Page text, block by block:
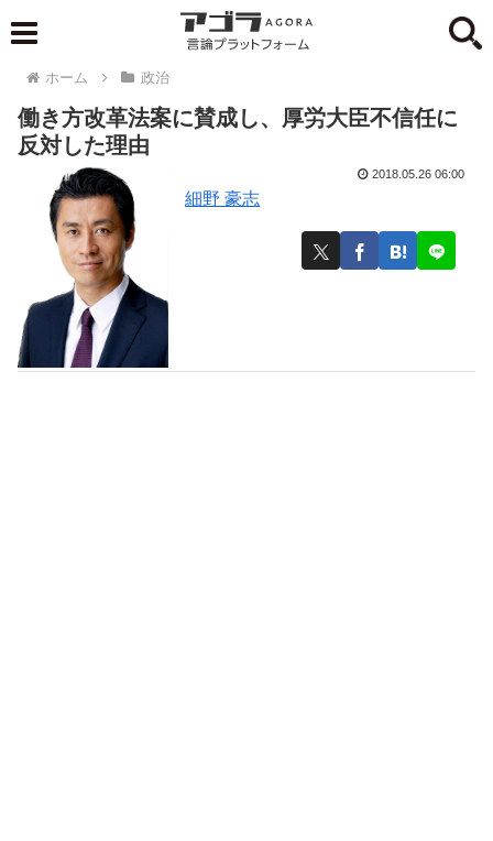
ホーム 政治
働き方改革法案に賛成し、厚労大臣不信任に
反対した理由
細野 豪志
2018.05.26 06:00